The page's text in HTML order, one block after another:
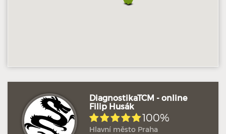
DiagnostikaTCM - online
Filip Husák
100%
Hlavní město Praha
Hodnoceno: 2× Profil terapeuta